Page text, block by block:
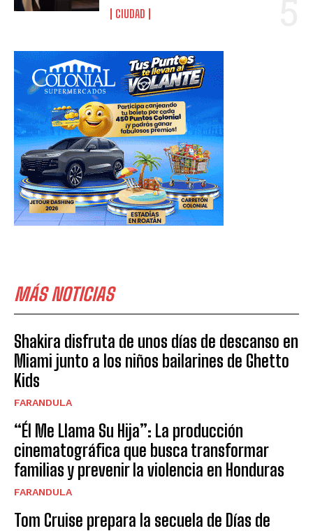
CIUDAD
MÁS NOTICIAS
Shakira disfruta de unos días de descanso en
Miami junto a los niños bailarines de Ghetto
Kids
FARANDULA
“Él Me Llama Su Hija”: La producción
cinematográfica que busca transformar
familias y prevenir la violencia en Honduras
FARANDULA
Tom Cruise prepara la secuela de Días de